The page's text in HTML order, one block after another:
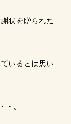
状を贈られた
いるとは思い
。